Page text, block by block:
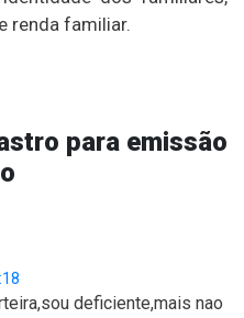
renda familiar.
para emissão
deficiente,mais nao